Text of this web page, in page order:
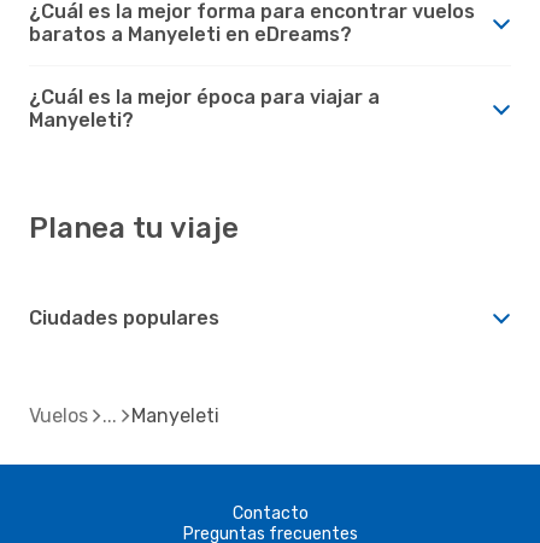
¿Cuál es la mejor forma para encontrar vuelos
baratos a Manyeleti en eDreams?
¿Cuál es la mejor época para viajar a
Manyeleti?
Planea tu viaje
Ciudades populares
Vuelos Manyeleti
Contacto
Preguntas frecuentes